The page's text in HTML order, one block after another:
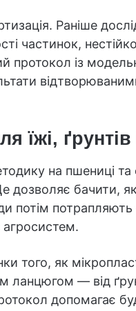
Раніше
частинок,
протокол із
їжі,
на пшениці та
дозволяє бачити,
потім
того, як
ланцюгом — від
допомагає